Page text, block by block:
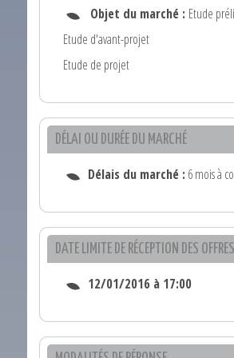
Objet du marché : Etude
Etude d'avant-projet
Etude de projet
DÉLAI OU DURÉE DU MARCHÉ
Délais du marché : 6 mois à
DATE LIMITE DE RÉCEPTION DES OFFRES
12/01/2016 à 17:00